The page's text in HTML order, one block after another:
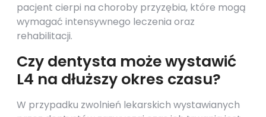
pacjent cierpi na choroby przyzębia, które mogą
wymagać intensywnego leczenia oraz
rehabilitacji.
Czy dentysta może wystawić
L4 na dłuższy okres czasu?
W przypadku zwolnień lekarskich wystawianych